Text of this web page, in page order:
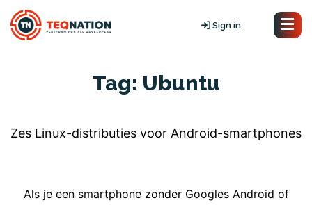
Sign in
Tag: Ubuntu
Zes Linux-distributies voor Android-smartphones
Als je een smartphone zonder Googles Android of